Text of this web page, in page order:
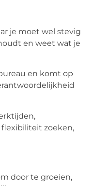
je moet wel stevig
en weet wat je
en komt op
zoeken,
door te groeien,